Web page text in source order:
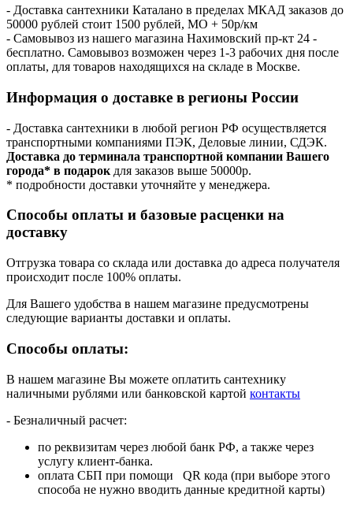
- Доставка сантехники Каталано в пределах МКАД заказов до
50000 рублей стоит 1500 рублей, МО + 50р/км
- Самовывоз из нашего магазина Нахимовский пр-кт 24 -
бесплатно. Самовывоз возможен через 1-3 рабочих дня после
оплаты, для товаров находящихся на складе в Москве.
Информация о доставке в регионы России
- Доставка сантехники в любой регион РФ осуществляется
транспортными компаниями ПЭК, Деловые линии, СДЭК.
Доставка до терминала транспортной компании Вашего
города* в подарок для заказов выше 50000р.
* подробности доставки уточняйте у менеджера.
Способы оплаты и базовые расценки на
доставку
Отгрузка товара со склада или доставка до адреса получателя
происходит после 100% оплаты.
Для Вашего удобства в нашем магазине предусмотрены
следующие варианты доставки и оплаты.
Способы оплаты:
В нашем магазине Вы можете оплатить сантехнику
наличными рублями или банковской картой контакты
- Безналичный расчет:
по реквизитам через любой банк РФ, а также через
услугу клиент-банка.
оплата СБП при помощи QR кода (при выборе этого
способа не нужно вводить данные кредитной карты)